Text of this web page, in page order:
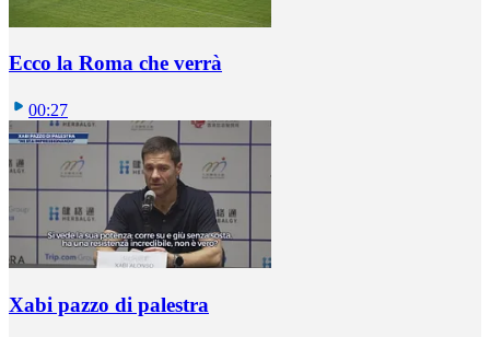
Ecco la Roma che verrà
00:27
Xabi pazzo di palestra